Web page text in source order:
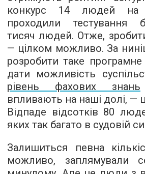
конкурс 14 людей на
проходили тестування
тисяч людей. Отже,
— цілком можливо. За
розробити таке програмне
дати можливість
рівень фахових знань
впливають на наші долі, —
Відпаде відсотків 80
яких так багато в судовій
Залишиться певна
можливо, заплямували